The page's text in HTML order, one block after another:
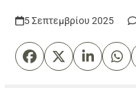
5 Σεπτεμβρίου 2025